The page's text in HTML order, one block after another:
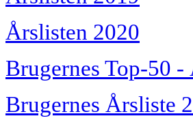
Årslisten 2020
Brugernes Top-50
Brugernes Årsliste